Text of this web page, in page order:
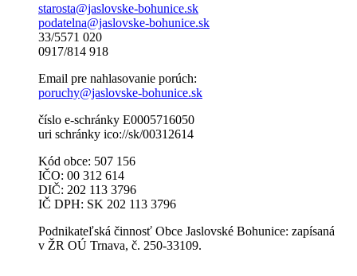
starosta@jaslovske-bohunice.sk
podatelna@jaslovske-bohunice.sk
33/5571 020
0917/814 918
Email pre nahlasovanie porúch:
poruchy@jaslovske-bohunice.sk
číslo e-schránky E0005716050
uri schránky ico://sk/00312614
Kód obce: 507 156
IČO: 00 312 614
DIČ: 202 113 3796
IČ DPH: SK 202 113 3796
Podnikateľská činnosť Obce Jaslovské Bohunice: zapísaná
v ŽR OÚ Trnava, č. 250-33109.